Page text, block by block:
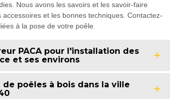
Nous avons les savoirs et les savoir-faire
et les bonnes techniques. Contactez-
à la pose de votre poêle.
PACA pour l'installation des
et ses environs
de poêles à bois dans la ville